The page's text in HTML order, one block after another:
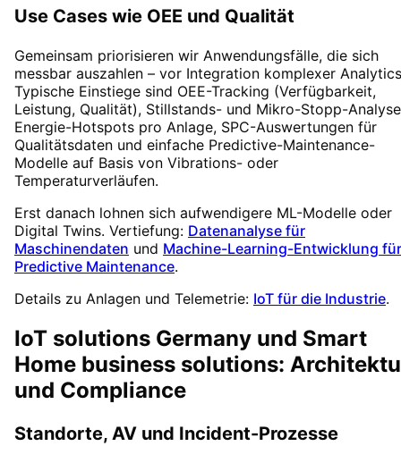
Use Cases wie OEE und Qualität
Gemeinsam priorisieren wir Anwendungsfälle, die sich
messbar auszahlen – vor Integration komplexer
Typische Einstiege sind OEE-Tracking (Verfügbarkeit,
Leistung, Qualität), Stillstands- und Mikro-Stopp-
Energie-Hotspots pro Anlage, SPC-Auswertungen für
Qualitätsdaten und einfache Predictive-Maintenance-
Modelle auf Basis von Vibrations- oder
Temperaturverläufen.
Erst danach lohnen sich aufwendigere ML-Modelle oder
Digital Twins. Vertiefung: Datenanalyse für
Maschinendaten und Machine-Learning-Entwicklung für
Predictive Maintenance.
Details zu Anlagen und Telemetrie: IoT für die Industrie.
IoT solutions Germany und Smart
Home business solutions:
und Compliance
Standorte, AV und Incident-Prozesse